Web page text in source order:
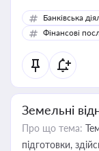
Банківська
Фінансові
Земельні
Про що тема:
підготовки,